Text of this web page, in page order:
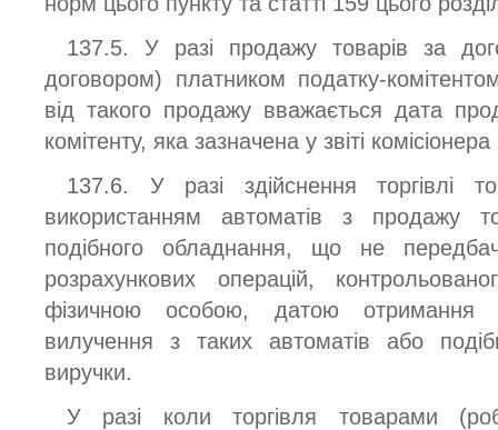
137.5. У разі продажу товарів за
договором) платником податку-
від такого продажу вважається дата
комітенту, яка зазначена у звіті
137.6. У разі здійснення торгівлі
використанням автоматів з продажу
подібного обладнання, що не
розрахункових операцій,
фізичною особою, датою отримання
вилучення з таких автоматів або
виручки.
У разі коли торгівля товарами